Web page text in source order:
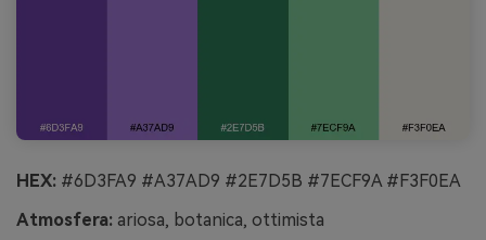
HEX: #6D3FA9 #A37AD9 #2E7D5B #7ECF9A #F3F0EA
Atmosfera: ariosa, botanica, ottimista